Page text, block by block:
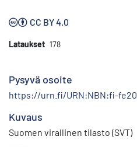
CC BY 4.0
Lataukset 178
Pysyvä osoite
https://urn.fi/URN:NBN:fi-
Kuvaus
Suomen virallinen tilasto (SVT)